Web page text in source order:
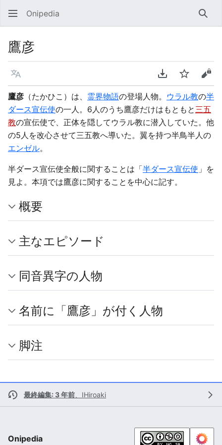
Onipedia 検索
鷹彦
言語 PDFをダウンロ
ウォッチソ
鷹彦 （たかひこ）は、 霊界物語の登場人物。 ウラル教の半
ダース宣伝使の一人。6人のうち鷹彦だけはもともと三五
教の宣伝使で、正体を隠してウラル教に潜入していた。他
の5人を改心させて三五教へ導いた。翼を持つ半鳥半人の
エンゼル。
半ダース宣伝使全般に関することは「半ダース宣伝使 」を
見よ。本項では鷹彦に関することを中心に記す。
概要
主なエピソード
同音異字の人物
名前に「鷹彦」が付く人物
脚注
最終編集: 3 年前 IHiroaki
Onipedia